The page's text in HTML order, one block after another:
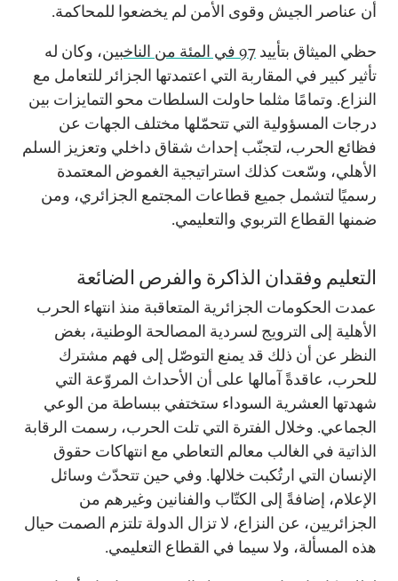
أن عناصر الجيش وقوى الأمن لم يخضعوا للمحاكمة.
حظي الميثاق بتأييد 97 في المئة من الناخبين
، وكان له
تأثير كبير في المقاربة التي اعتمدتها الجزائر للتعامل مع
النزاع. وتمامًا مثلما حاولت السلطات محو التمايزات بين
درجات المسؤولية التي تتحمّلها مختلف الجهات عن
فظائع الحرب، لتجنّب إحداث شقاق داخلي وتعزيز السلم
الأهلي، وسّعت كذلك استراتيجية الغموض المعتمدة
رسميًا لتشمل جميع قطاعات المجتمع الجزائري، ومن
ضمنها القطاع التربوي والتعليمي.
التعليم وفقدان الذاكرة والفرص الضائعة
عمدت الحكومات الجزائرية المتعاقبة منذ انتهاء الحرب
الأهلية إلى الترويج لسردية المصالحة الوطنية، بغض
النظر عن أن ذلك قد يمنع التوصّل إلى فهم مشترك
للحرب، عاقدةً آمالها على أن الأحداث المروّعة التي
شهدتها العشرية السوداء ستختفي ببساطة من الوعي
الجماعي. وخلال الفترة التي تلت الحرب، رسمت الرقابة
الذاتية في الغالب معالم التعاطي مع انتهاكات حقوق
الإنسان التي ارتُكبت خلالها. وفي حين تتحدّث وسائل
الإعلام، إضافةً إلى الكتّاب والفنانين وغيرهم من
الجزائريين، عن النزاع، لا تزال الدولة تلتزم الصمت حيال
هذه المسألة، ولا سيما في القطاع التعليمي.